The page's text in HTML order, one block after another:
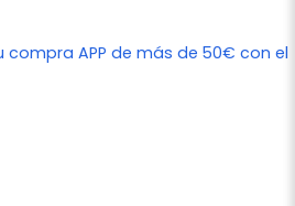
compra APP de más de 50€ con el